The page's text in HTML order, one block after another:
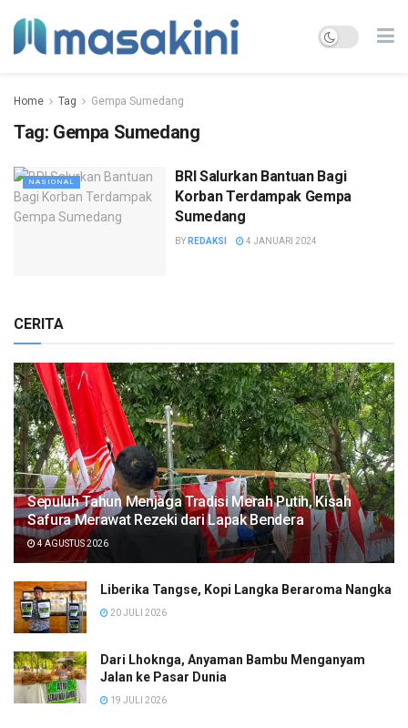
Home Tag Gempa Sumedang
Tag: Gempa Sumedang
NASIONAL
BRI Salurkan Bantuan Bagi
Korban Terdampak Gempa
Sumedang
BY REDAKSI 4 JANUARI 2024
CERITA
Sepuluh Tahun Menjaga Tradisi Merah Putih, Kisah
Safura Merawat Rezeki dari Lapak Bendera
4 AGUSTUS 2026
Liberika Tangse, Kopi Langka Beraroma Nangka
20 JULI 2026
Dari Lhoknga, Anyaman Bambu Menganyam
Jalan ke Pasar Dunia
19 JULI 2026